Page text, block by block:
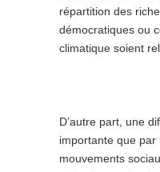
répartition des
démocratiques ou
climatique soient
D’autre part, une
importante que
mouvements